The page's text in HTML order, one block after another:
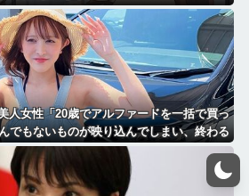
人女性「20歳でアルファードを一括で買っ
でもないものが映り込んでしまい、終わる